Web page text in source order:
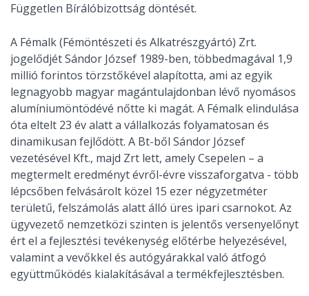
Független Bírálóbizottság döntését.
A Fémalk (Fémöntészeti és Alkatrészgyártó) Zrt.
jogelődjét Sándor József 1989-ben, többedmagával 1,9
millió forintos törzstőkével alapította, ami az egyik
legnagyobb magyar magántulajdonban lévő nyomásos
alumíniumöntödévé nőtte ki magát. A Fémalk elindulása
óta eltelt 23 év alatt a vállalkozás folyamatosan és
dinamikusan fejlődött. A Bt-ből Sándor József
vezetésével Kft., majd Zrt lett, amely Csepelen – a
megtermelt eredményt évről-évre visszaforgatva - több
lépcsőben felvásárolt közel 15 ezer négyzetméter
területű, felszámolás alatt álló üres ipari csarnokot. Az
ügyvezető nemzetközi szinten is jelentős versenyelőnyt
ért el a fejlesztési tevékenység előtérbe helyezésével,
valamint a vevőkkel és autógyárakkal való átfogó
együttműködés kialakításával a termékfejlesztésben.